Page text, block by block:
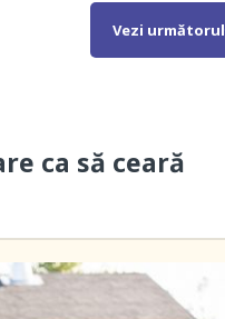
Vezi următorul
ca să ceară